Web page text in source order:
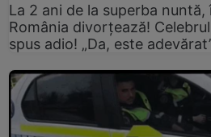
La 2 ani de la superba
România divorțează!
spus adio! „Da, este